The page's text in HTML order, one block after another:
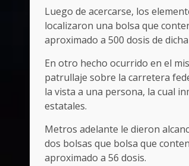
Luego de acercarse, los
localizaron una bolsa que
aproximado a 500 dosis de
En otro hecho ocurrido en el
patrullaje sobre la carretera
la vista a una persona, la cual
estatales.
Metros adelante le dieron
dos bolsas que bolsa que
aproximado a 56 dosis.